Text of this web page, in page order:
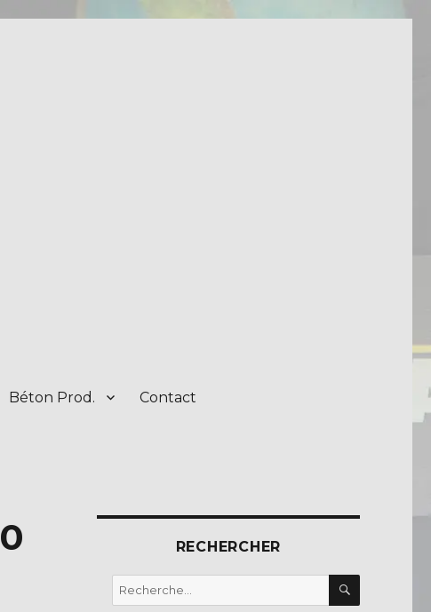
Béton Prod. Contact
RECHERCHER
Recherche
pour :